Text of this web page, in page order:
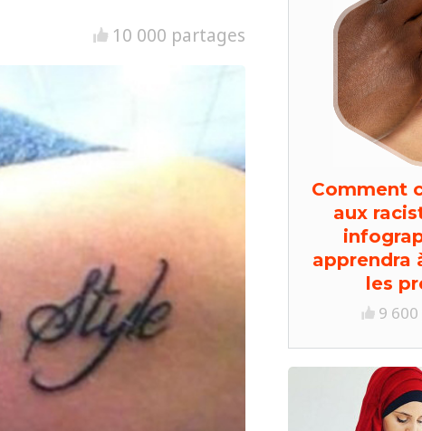
10 000 partages
Comment
aux
apprendra
les
9 600